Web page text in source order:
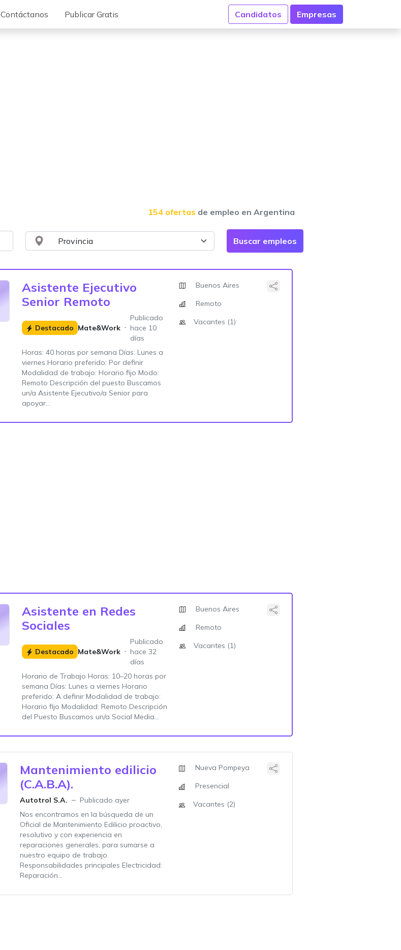
Contáctanos Publicar Gratis Candidatos Empresas
154 ofertas de empleo en Argentina
Asistente Ejecutivo
Senior Remoto
Destacado Mate&Work
Publicado
hace 10
días
Horas: 40 horas por semana Días: Lunes a
viernes Horario preferido: Por definir
Modalidad de trabajo: Horario fijo Modo:
Remoto Descripción del puesto Buscamos
un/a Asistente Ejecutivo/a Senior para
apoyar...
Buenos Aires
Remoto
Vacantes (1)
Asistente en Redes
Sociales
Destacado Mate&Work
Publicado
hace 32
días
Horario de Trabajo Horas: 10–20 horas por
semana Días: Lunes a viernes Horario
preferido: A definir Modalidad de trabajo:
Horario fijo Modalidad: Remoto Descripción
del Puesto Buscamos un/a Social Media...
Buenos Aires
Remoto
Vacantes (1)
Mantenimiento edilicio
(C.A.B.A).
Autotrol S.A.
Publicado ayer
Nos encontramos en la búsqueda de un
Oficial de Mantenimiento Edilicio proactivo,
resolutivo y con experiencia en
reparaciones generales, para sumarse a
nuestro equipo de trabajo.
Responsabilidades principales Electricidad:
Reparación...
Nueva Pompeya
Presencial
Vacantes (2)